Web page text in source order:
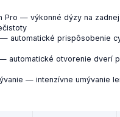
Pro — výkonné dýzy na
— automatické prispôsobenie
automatické otvorenie dverí
— intenzívne umývanie